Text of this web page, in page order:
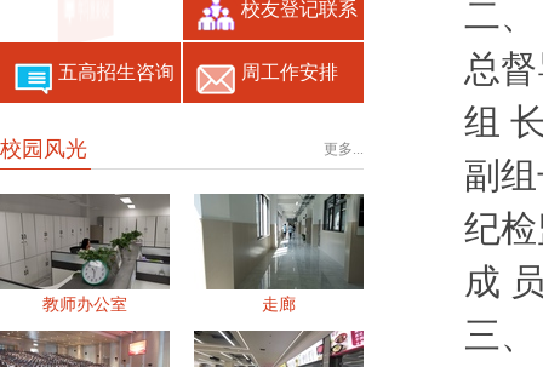
校友登记联系
五高招生咨询 周工作安排
更多...
校园风光
教师办公室 走廊
二
总
组
副
纪
成
三